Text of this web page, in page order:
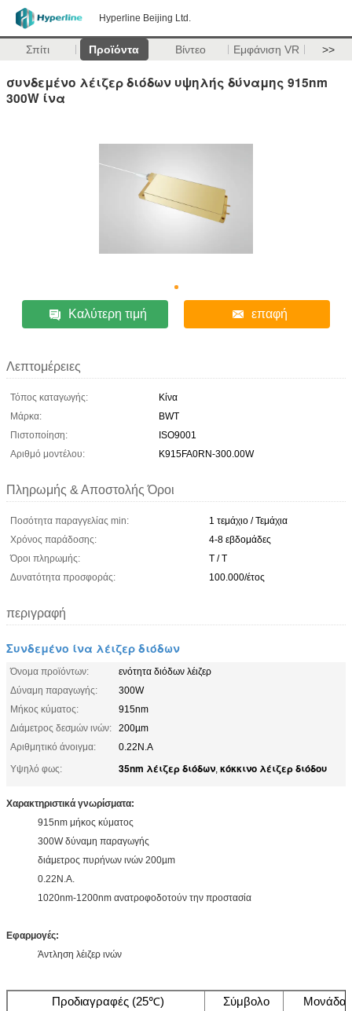
Hyperline Beijing Ltd.
Σπίτι Προϊόντα Βίντεο Εμφάνιση VR >>
συνδεμένο λέιζερ διόδων υψηλής δύναμης 915nm
300W ίνα
Καλύτερη τιμή επαφή
Λεπτομέρειες
Τόπος καταγωγής:
Κίνα
Μάρκα:
BWT
Πιστοποίηση:
ISO9001
Αριθμό μοντέλου:
K915FA0RN-300.00W
Πληρωμής & Αποστολής Όροι
Ποσότητα παραγγελίας min:
1 τεμάχιο / Τεμάχια
Χρόνος παράδοσης:
4-8 εβδομάδες
Όροι πληρωμής:
T / T
Δυνατότητα προσφοράς:
100.000/έτος
περιγραφή
Συνδεμένο ίνα λέιζερ διόδων
Όνομα προϊόντων:
ενότητα διόδων λέιζερ
Δύναμη παραγωγής:
300W
Μήκος κύματος:
915nm
Διάμετρος δεσμών ινών:
200µm
Αριθμητικό άνοιγμα:
0.22N.A
Υψηλό φως:
35nm λέιζερ διόδων, κόκκινο λέιζερ διόδου
Χαρακτηριστικά γνωρίσματα:
915nm μήκος κύματος
300W δύναμη παραγωγής
διάμετρος πυρήνων ινών 200µm
0.22N.A.
1020nm-1200nm ανατροφοδοτούν την προστασία
Εφαρμογές:
Άντληση λέιζερ ινών
Προδιαγραφές (25℃) Σύμβολο Μονάδα